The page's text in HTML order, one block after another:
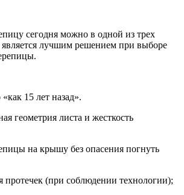
сегодня можно в одной из трех
лучшим решением при выборе
15 лет назад».
геометрия листа и жесткость
на крышу без опасения погнуть
протечек (при соблюдении технологии);